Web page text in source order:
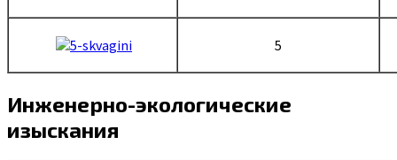
5
Инженерно-экологические
изыскания